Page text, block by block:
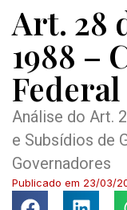
Art. 28
1988 –
Federal
Análise do Art.
e Subsídios de
Governadores
Publicado em 23/03/